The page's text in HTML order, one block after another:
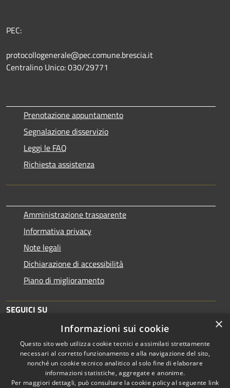
PEC:
protocollogenerale@pec.comune.brescia.it
Centralino Unico: 030/29771
Prenotazione appuntamento
Segnalazione disservizio
Leggi le FAQ
Richiesta assistenza
Amministrazione trasparente
Informativa privacy
Note legali
Dichiarazione di accessibilità
Piano di miglioramento
SEGUICI SU
RSS
Copyright © 2026 • Comune di
×
Informazioni sui cookie
Questo sito web utilizza cookie tecnici e assimilati strettamente
necessari al corretto funzionamento e alla navigazione del sito,
nonché un cookie tecnico analitico al solo fine di elaborare
informazioni statistiche, aggregate e anonime.
Per maggiori dettagli, può consultare la cookie policy al seguente link